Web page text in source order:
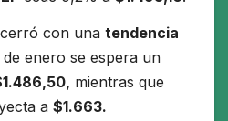
con una tendencia
enero se espera un
mientras que
a $1.663.